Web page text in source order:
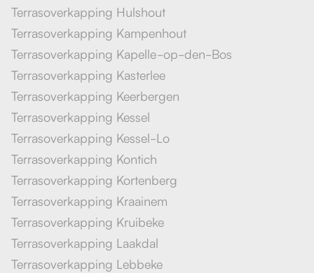
Terrasoverkapping Hulshout
Terrasoverkapping Kampenhout
Terrasoverkapping Kapelle-op-den-Bos
Terrasoverkapping Kasterlee
Terrasoverkapping Keerbergen
Terrasoverkapping Kessel
Terrasoverkapping Kessel-Lo
Terrasoverkapping Kontich
Terrasoverkapping Kortenberg
Terrasoverkapping Kraainem
Terrasoverkapping Kruibeke
Terrasoverkapping Laakdal
Terrasoverkapping Lebbeke